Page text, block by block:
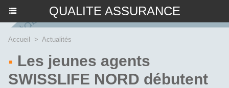
QUALITE ASSURANCE
Accueil > Actualités
Les jeunes agents
SWISSLIFE NORD débutent